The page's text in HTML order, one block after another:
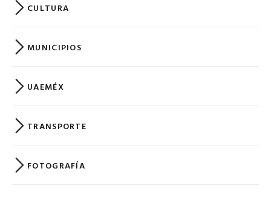
CULTURA
MUNICIPIOS
UAEMÉX
TRANSPORTE
FOTOGRAFÍA